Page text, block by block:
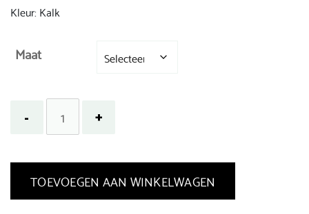
Kleur: Kalk
Maat
TOEVOEGEN AAN WINKELWAGEN